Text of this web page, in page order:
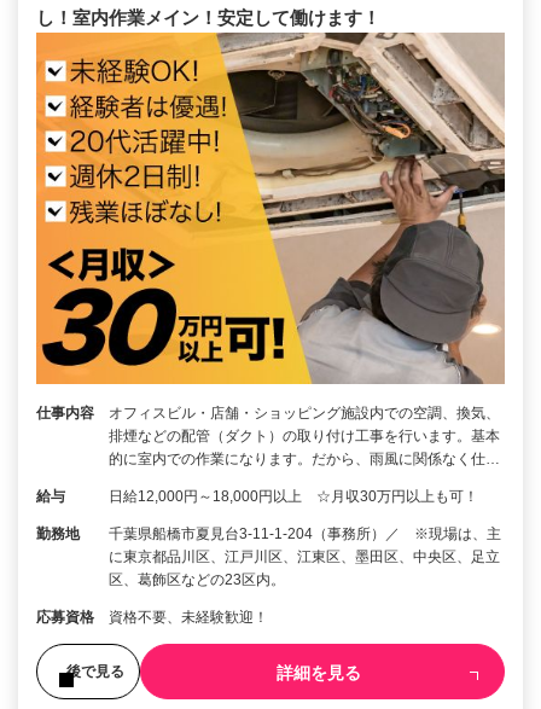
し！室内作業メイン！安定して働けます！
仕事内容
オフィスビル・店舗・ショッピング施設内での空調、換気、
排煙などの配管（ダクト）の取り付け工事を行います。基本
的に室内での作業になります。だから、雨風に関係なく仕…
給与 日給12,000円～18,000円以上 ☆月収30万円以上も可！
勤務地
千葉県船橋市夏見台3-11-1-204（事務所）／ ※現場は、主
に東京都品川区、江戸川区、江東区、墨田区、中央区、足立
区、葛飾区などの23区内。
応募資格 資格不要、未経験歓迎！
後で見る 詳細を見る